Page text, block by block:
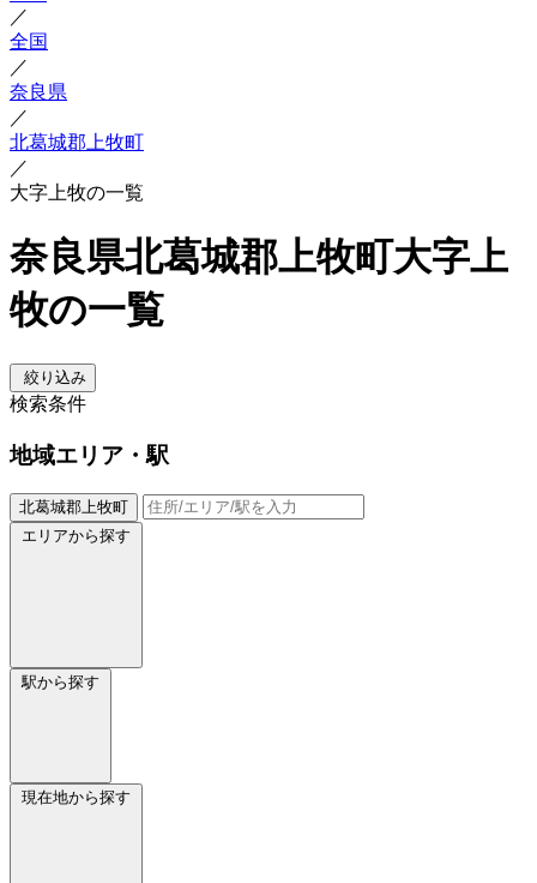
／
全国
／
奈良県
／
北葛城郡上牧町
／
大字上牧の一覧
奈良県北葛城郡上牧町大字上
牧の一覧
絞り込み
検索条件
地域エリア・駅
北葛城郡上牧町
エリアから探す
駅から探す
現在地から探す